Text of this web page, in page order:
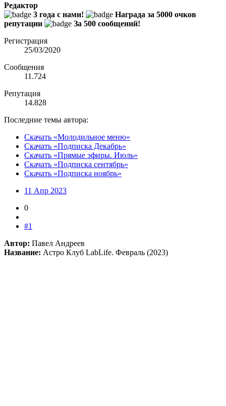
Редактор
3 года с нами!
Награда за 5000 очков
репутации
За 500 сообщений!
Регистрация
25/03/2020
Сообщения
11.724
Репутация
14.828
Последние темы автора:
Скачать «Молодильное меню»
Скачать «Подписка Декабрь»
Скачать «Прямые эфиры. Июль»
Скачать «Подписка сентябрь»
Скачать «Подписка ноябрь»
11 Апр 2023
0
#1
Автор: Павел Андреев
Название: Астро Клуб LabLife. Февраль (2023)